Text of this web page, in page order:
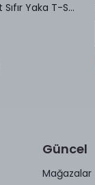
Modal Kumaş Regular Fit Sıfır Yaka T-Shirt
Güncel
Mağazalar